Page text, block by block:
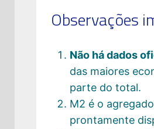
Observações
Não há dados
das maiores
parte do total.
M2 é o
prontamente